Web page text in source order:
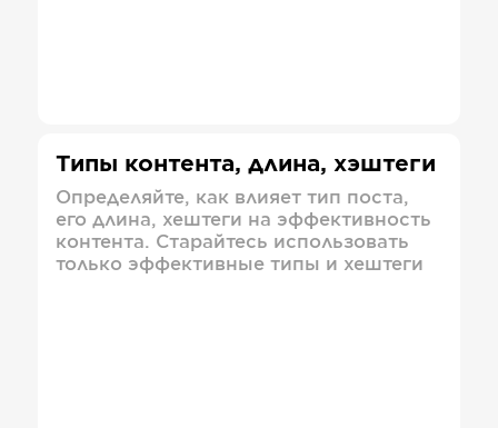
Типы контента, длина, хэштеги
Определяйте, как влияет тип поста,
его длина, хештеги на эффективность
контента. Старайтесь использовать
только эффективные типы и хештеги